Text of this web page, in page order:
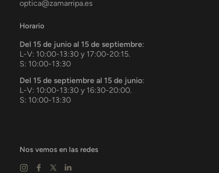
optica@zamarripa.es
Horario
Del 15 de junio al 15 de septiembre:
L-V: 10:00-13:30 y 17:00-20:15.
S: 10:00-13:30
Del 15 de septiembre al 15 de junio:
L-V: 10:00-13:30 y 16:30-20:00.
S: 10:00-13:30
Nos vemos en las redes